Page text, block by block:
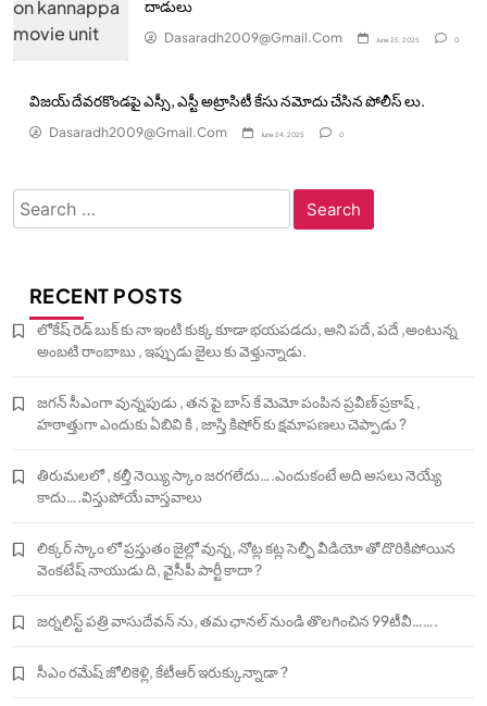
దాడులు
Dasaradh2009@gmail.com June 25, 2025 0
విజయ్ దేవరకొండపై ఎస్సీ, ఎస్టీ అట్రాసిటీ కేసు నమోదు చేసిన పోలీస్ లు.
Dasaradh2009@gmail.com June 24, 2025 0
Search
for:
RECENT POSTS
లోకేష్ రెడ్ బుక్ కు నా ఇంటి కుక్క కూడా భయపడదు, అని పదే, పదే ,అంటున్న
అంబటి రాంబాబు , ఇప్పుడు జైలు కు వెళ్తున్నాడు.
జగన్ సీఎంగా వున్నపుడు , తన పై బాస్ కే మెమో పంపిన ప్రవీణ్ ప్రకాష్ ,
హఠాత్తుగా ఎందుకు ఏబివి కి , జాస్తి కిషోర్ కు క్షమాపణలు చెప్పాడు ?
తిరుమలలో , కల్తీ నెయ్యి స్కాం జరగలేదు….ఎందుకంటే అది అసలు నెయ్యే
కాదు….విస్తుపోయే వాస్తవాలు
లిక్కర్ స్కాం లో ప్రస్తుతం జైల్లో వున్న, నోట్ల కట్ల సెల్ఫీ వీడియో తో దొరికిపోయిన
వెంకటేష్ నాయుడు ది, వైసీపీ పార్టీ కాదా ?
జర్నలిస్ట్ పత్రి వాసుదేవన్ ను, తమ ఛానల్ నుండి తొలగించిన 99టీవీ…….
సీఎం రమేష్ జోలికెళ్లి, కేటీఆర్ ఇరుక్కున్నాడా ?